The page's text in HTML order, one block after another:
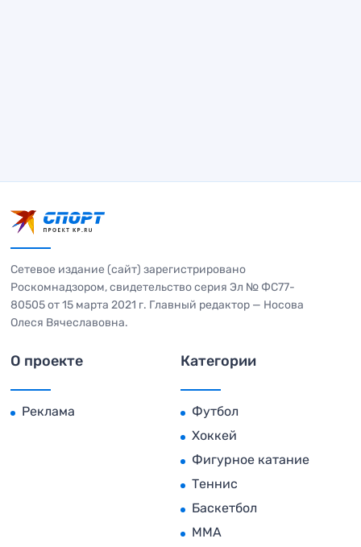
Сетевое издание (сайт) зарегистрировано
Роскомнадзором, свидетельство серия Эл № ФС77-
80505 от 15 марта 2021 г. Главный редактор — Носова
Олеся Вячеславовна.
О проекте
Реклама
Категории
Футбол
Хоккей
Фигурное катание
Теннис
Баскетбол
MMA